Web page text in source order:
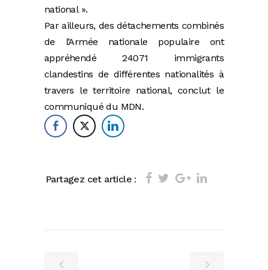
national ».
Par ailleurs, des détachements combinés
de l’Armée nationale populaire ont
appréhendé 24071 immigrants
clandestins de différentes nationalités à
travers le territoire national, conclut le
communiqué du MDN.
Partagez cet article :